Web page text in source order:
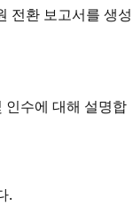
전환 보고서를 생성
수에 대해 설명합
.